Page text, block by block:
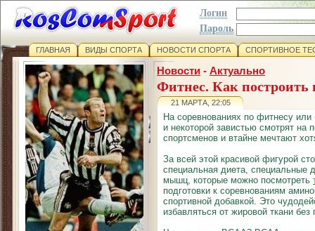
Логин
Пароль
ГЛАВНАЯ ВИДЫ СПОРТА НОВОСТИ СПОРТА СПОРТИВНОЕ
Новости - Актуально
Фитнес. Как построить
21 МАРТА, 22:05
На соревнованиях по фитнесу
и некоторой завистью смотрят на
спортсменов и втайне мечтают
За всей этой красивой фигурой
специальная диета, специальные
мышц, которые можно посмотреть
подготовки к соревнованиям
спортивной добавкой. Это
избавляться от жировой ткани